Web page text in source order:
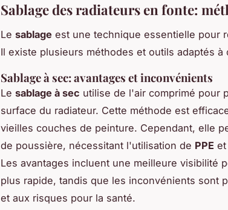
Sablage des radiateurs en fonte:
Le sablage est une technique essentielle pour
Il existe plusieurs méthodes et outils adaptés à
Sablage à sec: avantages et inconvénients
Le sablage à sec utilise de l'air comprimé pour
surface du radiateur. Cette méthode est
vieilles couches de peinture. Cependant, elle
de poussière, nécessitant l'utilisation de PPE
Les avantages incluent une meilleure visibilité
plus rapide, tandis que les inconvénients sont
et aux risques pour la santé.